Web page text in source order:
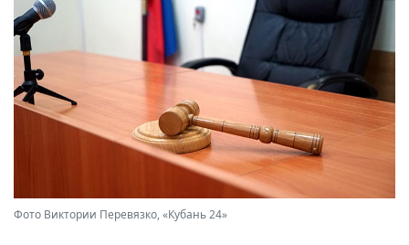
Фото Виктории Перевязко, «Кубань 24»